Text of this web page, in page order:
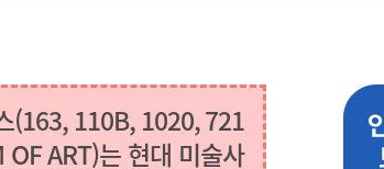
(163, 110B, 1020, 721
ART)는 현대 미술사